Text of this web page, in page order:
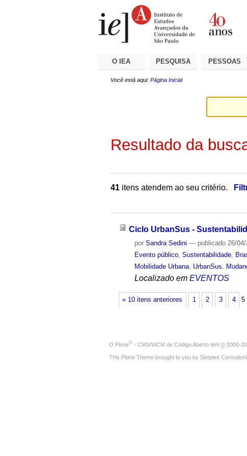
O IEA PESQUISA PESSOAS
Você está aqui: Página Inicial
Resultado da
41 itens atendem ao seu critério.
Ciclo UrbanSus -
porSandra Sedini — publicado 26/
Evento público ,Sustentabilidade
Mobilidade Urbana UrbanSus
Localizado em EVENTOS
« 10 itens anteriores 1 2 3 4 5
O Plone® - CMS/WCM de Código Aberto tem © 2000-
This Plone Theme brought to you by Simples